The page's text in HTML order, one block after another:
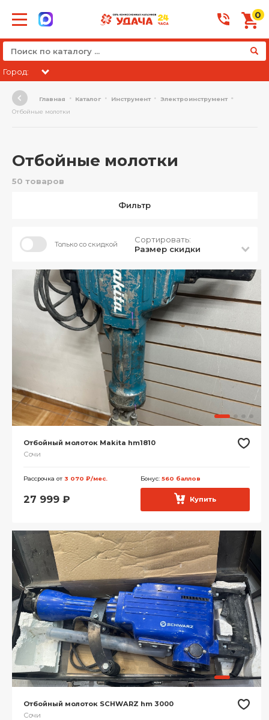
0
Город:
Главная Каталог Инструмент
Электроинструмент
Отбойные молотки
Отбойные молотки
50 товаров
Фильтр
Только со скидкой
Сортировать:
Размер скидки
Отбойный молоток Makita hm1810
Сочи
Рассрочка от 3 070 ₽/мес. Бонус: 560 баллов
27 999 ₽ Купить
Отбойный молоток SCHWARZ hm 3000
Сочи